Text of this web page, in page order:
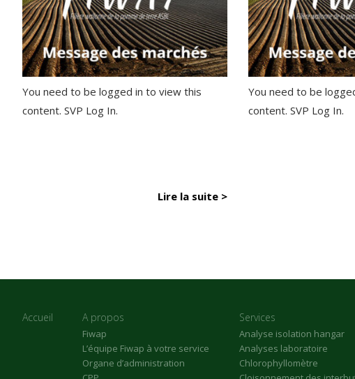
You need to be logged in to view this
content. SVP Log In.
Lire la suite >
You need to be
content. SVP Log In.
Accueil A propos
Fiwap
L’équipe Fiwap à votre service
Organe d’administration
Services
Analyse isolation hangar
Analyses laboratoire
Chlorophyllomètre